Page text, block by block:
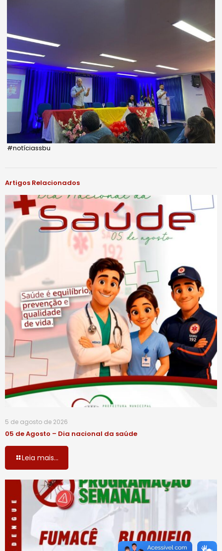
#notíciassbu
Artigos Relacionados
5 de agosto de 2026
05 de Agosto – Dia nacional da saúde
Leia mais...